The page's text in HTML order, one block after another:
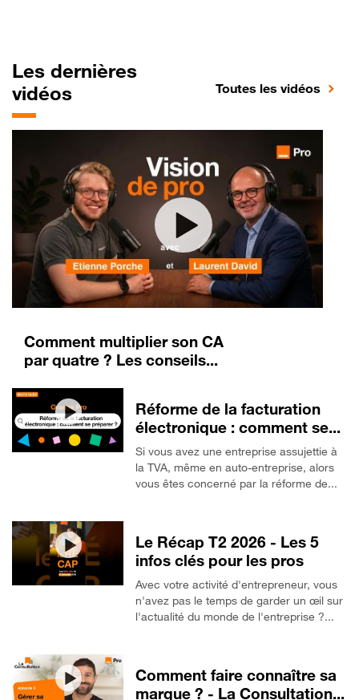
Les dernières
vidéos
Toutes les vidéos
Comment multiplier son CA
par quatre ? Les conseils...
Réforme de la facturation
électronique : comment se...
Si vous avez une entreprise assujettie à
la TVA, même en auto-entreprise, alors
vous êtes concerné par la réforme de...
Le Récap T2 2026 - Les 5
infos clés pour les pros
Avec votre activité d'entrepreneur, vous
n'avez pas le temps de garder un œil sur
l'actualité du monde de l'entreprise ?...
Comment faire connaître sa
marque ? - La Consultation...